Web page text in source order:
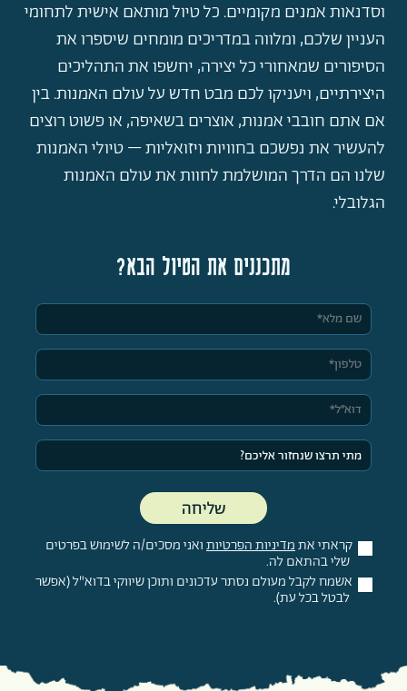
וסדנאות אמנים מקומיים. כל טיול מותאם אישית לתחומי
העניין שלכם, ומלווה במדריכים מומחים שיספרו את
הסיפורים שמאחורי כל יצירה, יחשפו את התהליכים
היצירתיים, ויעניקו לכם מבט חדש על עולם האמנות. בין
אם אתם חובבי אמנות, אוצרים בשאיפה, או פשוט רוצים
להעשיר את נפשכם בחוויות ויזואליות – טיולי האמנות
שלנו הם הדרך המושלמת לחוות את עולם האמנות
הגלובלי.
מתכננים את הטיול הבא?
קראתי אתמדיניות הפרטיותואני מסכים/ה לשימוש בפרטים
שלי בהתאם לה.
אשמח לקבל מעולם נסתר עדכונים ותוכן שיווקי בדוא"ל (אפשר
לבטל בכל עת).